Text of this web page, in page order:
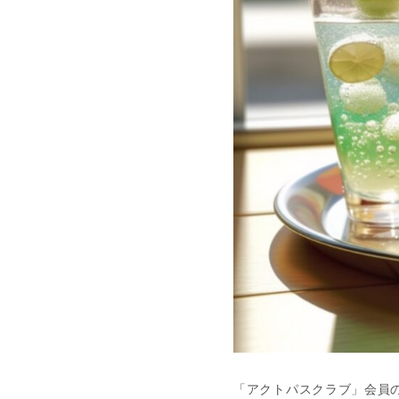
「アクトパスクラブ」会員